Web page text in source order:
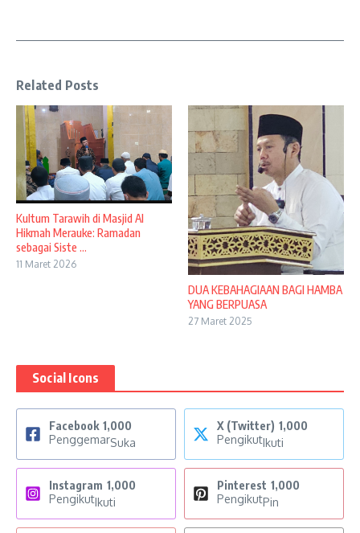
Related Posts
Kultum Tarawih di Masjid Al
Hikmah Merauke: Ramadan
sebagai Siste ...
11 Maret 2026
DUA KEBAHAGIAAN BAGI HAMBA
YANG BERPUASA
27 Maret 2025
Social Icons
Facebook 1,000
PenggemarSuka
X (Twitter) 1,000
PengikutIkuti
Instagram 1,000
PengikutIkuti
Pinterest 1,000
PengikutPin